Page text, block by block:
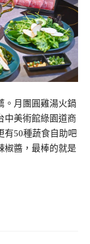
。月團圓雞湯火鍋
中美術館綠園道商
有50種蔬食自助吧
椒醬，最棒的就是